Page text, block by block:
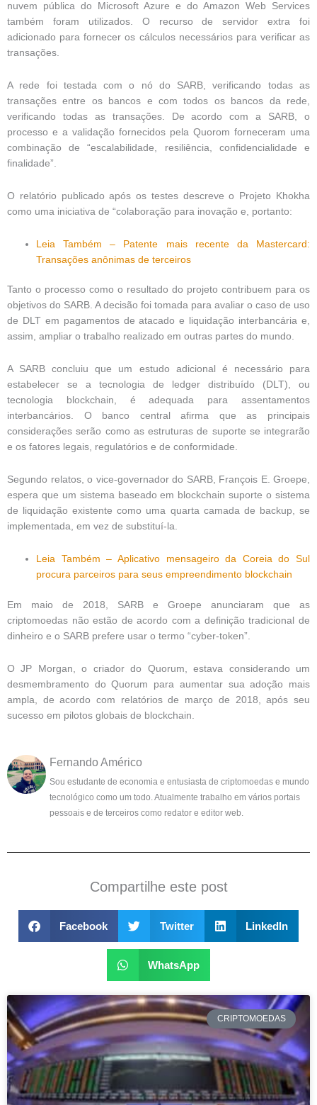
nuvem pública do Microsoft Azure e do Amazon Web Services
também foram utilizados. O recurso de servidor extra foi
adicionado para fornecer os cálculos necessários para verificar as
transações.
A rede foi testada com o nó do SARB, verificando todas as
transações entre os bancos e com todos os bancos da rede,
verificando todas as transações. De acordo com a SARB, o
processo e a validação fornecidos pela Quorom forneceram uma
combinação de “escalabilidade, resiliência, confidencialidade e
finalidade”.
O relatório publicado após os testes descreve o Projeto Khokha
como uma iniciativa de “colaboração para inovação e, portanto:
Leia Também – Patente mais recente da Mastercard:
Transações anônimas de terceiros
Tanto o processo como o resultado do projeto contribuem para os
objetivos do SARB. A decisão foi tomada para avaliar o caso de uso
de DLT em pagamentos de atacado e liquidação interbancária e,
assim, ampliar o trabalho realizado em outras partes do mundo.
A SARB concluiu que um estudo adicional é necessário para
estabelecer se a tecnologia de ledger distribuído (DLT), ou
tecnologia blockchain, é adequada para assentamentos
interbancários. O banco central afirma que as principais
considerações serão como as estruturas de suporte se integrarão
e os fatores legais, regulatórios e de conformidade.
Segundo relatos, o vice-governador do SARB, François E. Groepe,
espera que um sistema baseado em blockchain suporte o sistema
de liquidação existente como uma quarta camada de backup, se
implementada, em vez de substituí-la.
Leia Também – Aplicativo mensageiro da Coreia do Sul
procura parceiros para seus empreendimento blockchain
Em maio de 2018, SARB e Groepe anunciaram que as
criptomoedas não estão de acordo com a definição tradicional de
dinheiro e o SARB prefere usar o termo “cyber-token”.
O JP Morgan, o criador do Quorum, estava considerando um
desmembramento do Quorum para aumentar sua adoção mais
ampla, de acordo com relatórios de março de 2018, após seu
sucesso em pilotos globais de blockchain.
Fernando Américo
Sou estudante de economia e entusiasta de criptomoedas e mundo
tecnológico como um todo. Atualmente trabalho em vários portais
pessoais e de terceiros como redator e editor web.
Compartilhe este post
Facebook Twitter LinkedIn
WhatsApp
CRIPTOMOEDAS